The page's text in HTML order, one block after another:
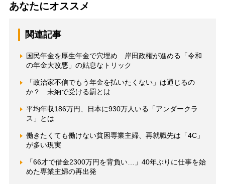
あなたにオススメ
関連記事
国民年金を厚生年金で穴埋め 岸田政権が進める「令和
の年金大改悪」の姑息なトリック
「政治家不信でもう年金を払いたくない」は通じるの
か？ 未納で受ける罰とは
平均年収186万円、日本に930万人いる「アンダークラ
ス」とは
働きたくても働けない貧困専業主婦、再就職先は「4C」
が多い現実
「66才で借金2300万円を背負い…」40年ぶりに仕事を始
めた専業主婦の再出発